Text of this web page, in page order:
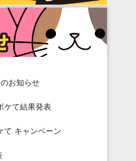
お知らせ
ケて結果発表
て キャンペーン